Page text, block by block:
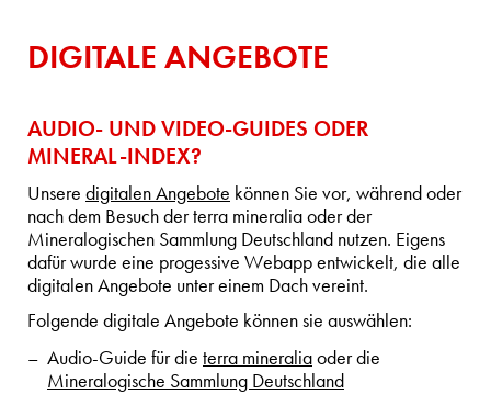
DIGITALE ANGEBOTE
AUDIO- UND VIDEO-GUIDES ODER
MINERAL-INDEX?
Unsere digitalen Angebote können Sie vor, während oder
nach dem Besuch der terra mineralia oder der
Mineralogischen Sammlung Deutschland nutzen. Eigens
dafür wurde eine progessive Webapp entwickelt, die alle
digitalen Angebote unter einem Dach vereint.
Folgende digitale Angebote können sie auswählen:
Audio-Guide für die terra mineraliaoder die
Mineralogische Sammlung Deutschland